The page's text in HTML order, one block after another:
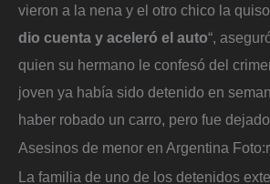
vieron a la nena y el otro chico la
dio cuenta y aceleró el auto“,
quien su hermano le confesó del
joven ya había sido detenido en
haber robado un carro, pero fue
Asesinos de menor en Argentina Foto:
La familia de uno de los detenidos